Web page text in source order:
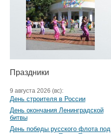
Праздники
9 августа 2026 (вс):
День строителя в России
День окончания Ленинградской
битвы
День победы русского флота под